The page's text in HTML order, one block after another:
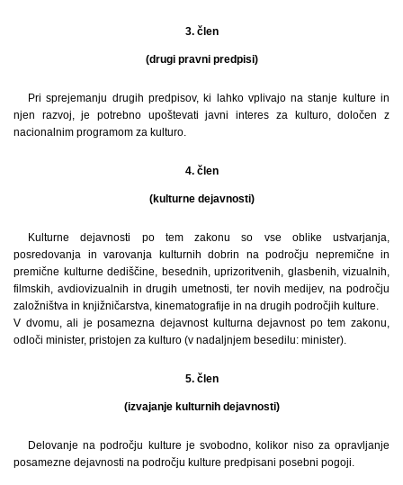
3. člen
(drugi pravni predpisi)
Pri sprejemanju drugih predpisov, ki lahko vplivajo na stanje kulture in
njen razvoj, je potrebno upoštevati javni interes za kulturo, določen z
nacionalnim programom za kulturo.
4. člen
(kulturne dejavnosti)
Kulturne dejavnosti po tem zakonu so vse oblike ustvarjanja,
posredovanja in varovanja kulturnih dobrin na področju nepremične in
premične kulturne dediščine, besednih, uprizoritvenih, glasbenih, vizualnih,
filmskih, avdiovizualnih in drugih umetnosti, ter novih medijev, na področju
založništva in knjižničarstva, kinematografije in na drugih področjih kulture.
V dvomu, ali je posamezna dejavnost kulturna dejavnost po tem zakonu,
odloči minister, pristojen za kulturo (v nadaljnjem besedilu: minister).
5. člen
(izvajanje kulturnih dejavnosti)
Delovanje na področju kulture je svobodno, kolikor niso za opravljanje
posamezne dejavnosti na področju kulture predpisani posebni pogoji.